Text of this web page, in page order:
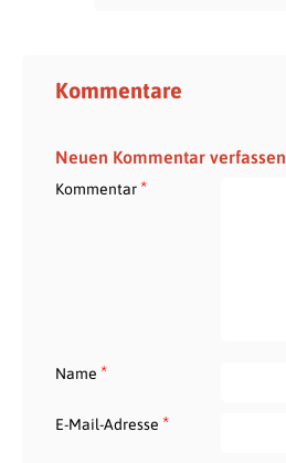
Kommentare
Neuen Kommentar verfassen
Kommentar*
Name *
E-Mail-Adresse *